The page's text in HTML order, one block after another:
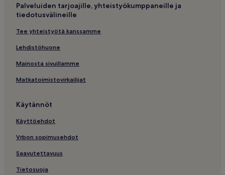
Palveluiden tarjoajille, yhteistyökumppaneille ja
tiedotusvälineille
Tee yhteistyötä kanssamme
Lehdistöhuone
Mainosta sivuillamme
Matkatoimistovirkailijat
Käytännöt
Käyttöehdot
Vrbon sopimusehdot
Saavutettavuus
Tietosuoja